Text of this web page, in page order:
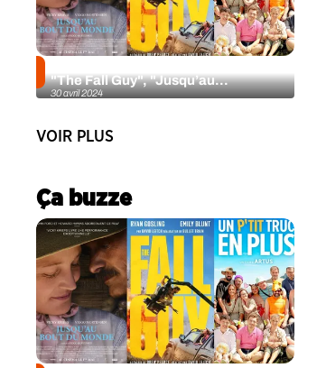
30 avril 2024
"The Fall Guy", "Jusqu’au...
VOIR PLUS
Ça buzze